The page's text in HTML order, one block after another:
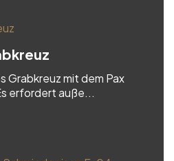
mit dem Pax
erfordert auße...